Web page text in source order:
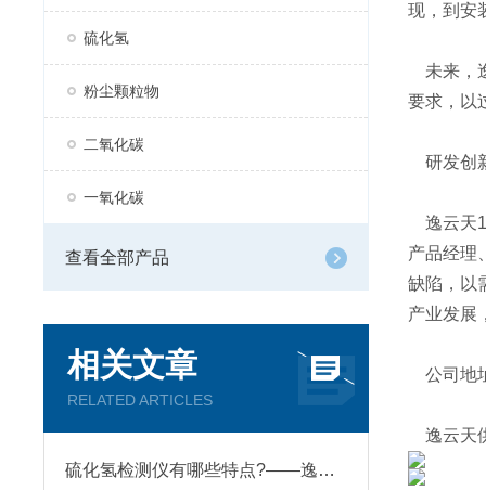
硫化氢
粉尘颗粒物
二氧化碳
一氧化碳
查看全部产品
相关文章
RELATED ARTICLES
硫化氢检测仪有哪些特点?——逸云天分享
现，到安
未来，
要求，以
研发创
逸云天
产品经理
缺陷，以
产业发展
公司地
逸云天